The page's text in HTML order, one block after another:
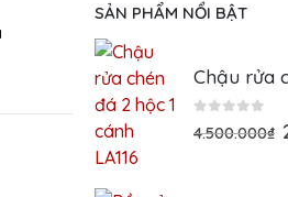
SẢN PHẨM NỔI BẬT
4.500.000₫